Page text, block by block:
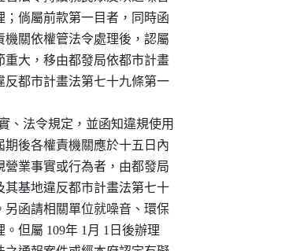
；倘屬前款第一目者，同時函
機關依權管法令處理後，認屬
重大，移由都發局依都市計畫
反都市計畫法第七十九條第一
、法令規定，並函知違規使用
期後各權責機關應於十五日內
營業事實或行為者，由都發局
其基地違反都市計畫法第七十
另函請相關單位就噪音、環保
但屬 109年 1月 1日後辦理